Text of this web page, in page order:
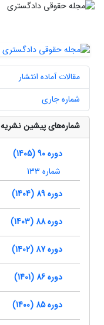
مقالات آماده انتشار
شماره جاری
شماره‌های پیشین نشریه
دوره 90 (1405)
شماره 133
دوره 89 (1404)
دوره 88 (1403)
دوره 87 (1402)
دوره 86 (1401)
دوره 85 (1400)